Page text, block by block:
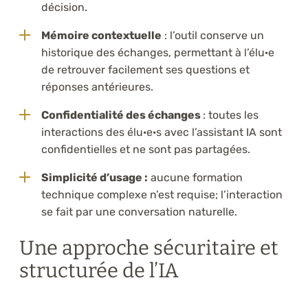
décision.
Mémoire contextuelle : l’outil conserve un
historique des échanges, permettant à l’élu·e
de retrouver facilement ses questions et
réponses antérieures.
Confidentialité des échanges : toutes les
interactions des élu·e·s avec l’assistant IA sont
confidentielles et ne sont pas partagées.
Simplicité d’usage : aucune formation
technique complexe n’est requise; l’interaction
se fait par une conversation naturelle.
Une approche sécuritaire et
structurée de l’IA